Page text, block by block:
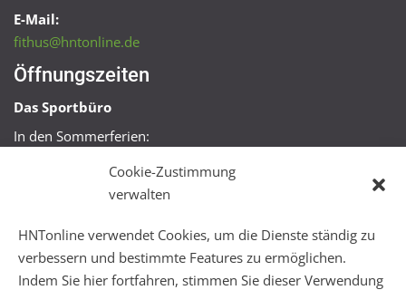
Cookie-Zustimmung
verwalten
HNTonline verwendet Cookies, um die Dienste ständig zu
verbessern und bestimmte Features zu ermöglichen.
Indem Sie hier fortfahren, stimmen Sie dieser Verwendung
E-Mail:
fithus@hntonline.de
Öffnungszeiten
Das Sportbüro
In den Sommerferien:
Mo + Mi 16:00 – 18:00 Uhr
Mo – Fr 08:00 – 22:00 Uhr
Sa + So 10:00 – 18:00 Uhr